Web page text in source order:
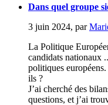
Dans quel groupe
3 juin 2024, par
La Politique
candidats nationaux
politiques
ils ?
J’ai cherché des
questions, et j’ai